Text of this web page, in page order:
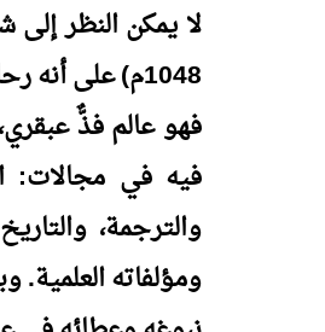
1048م) على
فهو عالم فذٌّ
فيه في مجالات:
والترجمة،
ومؤلفاته العلمية.